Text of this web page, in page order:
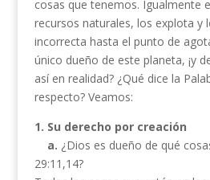
cosas que tenemos. Igualmente
recursos naturales, los explota y
incorrecta hasta el punto de
único dueño de este planeta, ¡y
así en realidad? ¿Qué dice la
respecto? Veamos:
1. Su derecho por creación
a. ¿Dios es dueño de qué
29:11,14?